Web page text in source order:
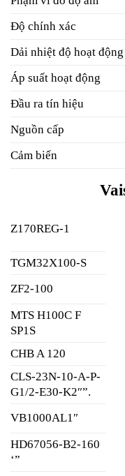
Độ chính xác
Dải nhiệt độ hoạt động
Áp suất hoạt động
Đầu ra tín hiệu
Nguồn cấp
Cảm biến
Z170REG-1
TGM32X100-S
ZF2-100
MTS H100C F
SP1S
CHB A 120
CLS-23N-10-A-P-
G1/2-E30-K2″”.
VB1000AL1″
HD67056-B2-160
‘”